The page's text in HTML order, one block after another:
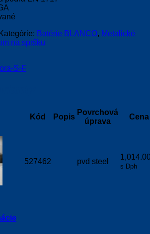
Kategórie: Batérie BLANCO, Metalické
na spršku
Kód Popis
Povrchová
úprava
Cena
527462 pvd steel
s Dph